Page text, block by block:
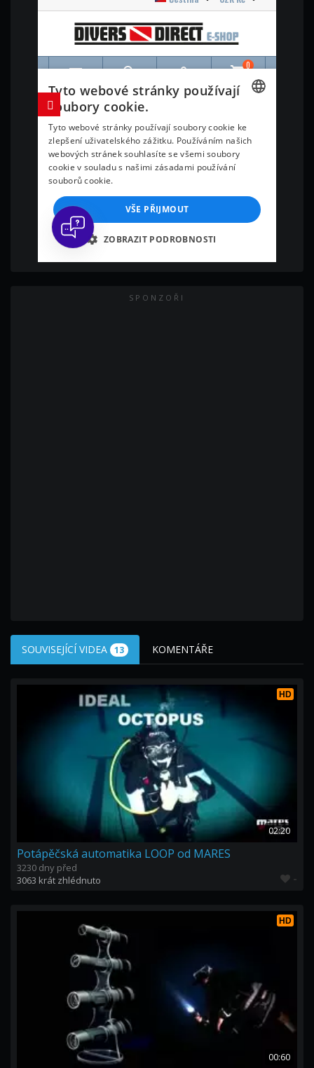
SPONZOŘI
SOUVISEJÍCÍ VIDEA 13 KOMENTÁŘE
HD
02:20
Potápěčská automatika LOOP od MARES
3230 dny před
3063 krát zhlédnuto
-
HD
00:60